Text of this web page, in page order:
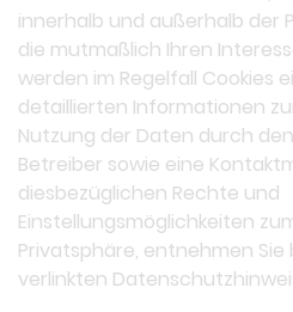
innerhalb und außerhalb der
die mutmaßlich Ihren
werden im Regelfall Cookies
detaillierten Informationen
Nutzung der Daten durch
Betreiber sowie eine
diesbezüglichen Rechte und
Einstellungsmöglichkeiten
Privatsphäre, entnehmen
verlinkten